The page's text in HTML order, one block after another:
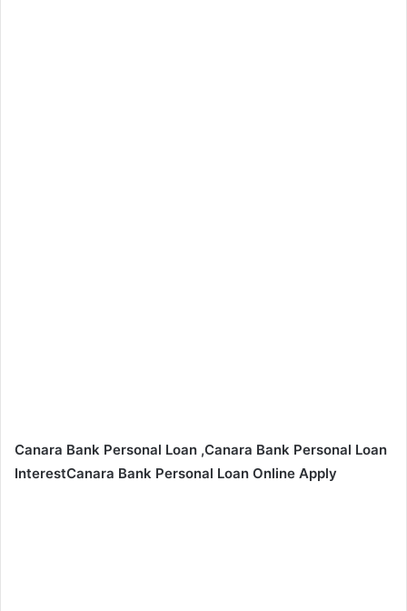
Canara Bank Personal Loan ,Canara Bank Personal Loan
InterestCanara Bank Personal Loan Online Apply